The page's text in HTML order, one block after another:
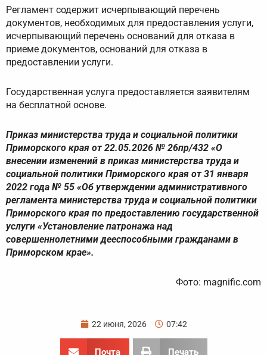
Регламент содержит исчерпывающий перечень
документов, необходимых для предоставления услуги,
исчерпывающий перечень оснований для отказа в
приеме документов, оснований для отказа в
предоставлении услуги.
Государственная услуга предоставляется заявителям
на бесплатной основе.
Приказ министерства труда и социальной политики
Приморского края от 22.05.2026 № 26пр/432 «О
внесении изменений в приказ министерства труда и
социальной политики Приморского края от 31 января
2022 года № 55 «Об утверждении административного
регламента министерства труда и социальной политики
Приморского края по предоставлению государственной
услуги «Установление патронажа над
совершеннолетними дееспособными гражданами в
Приморском крае».
Фото: magnific.com
22 июня, 2026 07:42
Почта Печать